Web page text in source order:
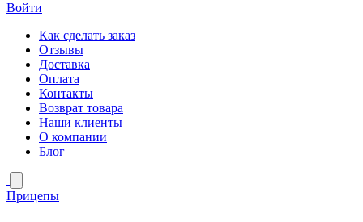
Войти
Как сделать заказ
Отзывы
Доставка
Оплата
Контакты
Возврат товара
Наши клиенты
О компании
Блог
Прицепы